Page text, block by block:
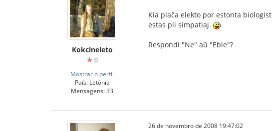
Kokcineleto
0
Mostrar o perfil
País: Letónia
Mensagens: 33
Kia plaĉa elekto por estonta
estas pli simpatiaj.
Respondi "Ne" aŭ "Eble"?
26 de novembro de 2008 19:47:02